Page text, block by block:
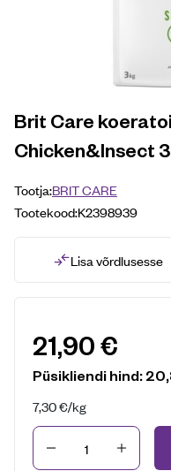
Brit Care
Chicken&Insect
Tootja:BRIT CARE
Tootekood:K2398939
Lisa võrdlusesse
21,90€
Püsikliendi hind:
7,30€/kg
Kogus